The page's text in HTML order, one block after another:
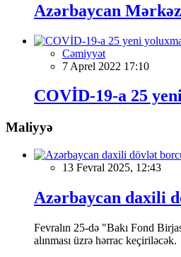
Azərbaycan
Cəmiyyət
7 Aprel 2022 17:10
COVİD-19-a 25
Maliyyə
13 Fevral 2025, 12:43
Azərbaycan daxili
Fevralın 25-də "Bakı Fond
alınması üzrə hərrac keçiriləcək.